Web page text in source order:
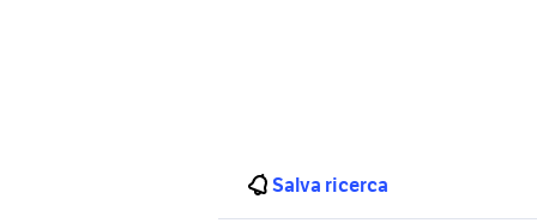
Salva ricerca